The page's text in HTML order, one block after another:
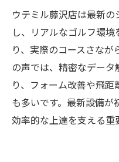
予約しやすい
初心者歓迎の
比較
最新設備で上
ール
初心者も安心！藤
インドアゴル
ウテミル藤沢店は最新
し、リアルなゴルフ環
り、実際のコースさな
の声では、精密なデー
り、フォーム改善や飛
も多いです。最新設備が
効率的な上達を支える重